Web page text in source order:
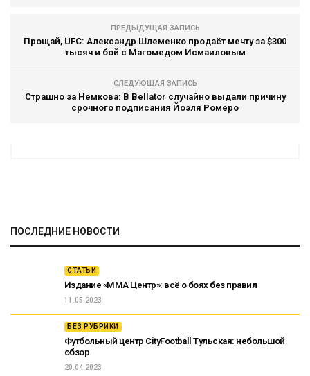
ПРЕДЫДУЩАЯ ЗАПИСЬ
Прощай, UFC: Александр Шлеменко продаёт мечту за $300
тысяч и бой с Магомедом Исмаиловым
СЛЕДУЮЩАЯ ЗАПИСЬ
Страшно за Немкова: В Bellator случайно выдали причину
срочного подписания Йоэля Ромеро
ПОСЛЕДНИЕ НОВОСТИ
СТАТЬИ
Издание «ММА Центр»: всё о боях без правил
11.05.2023
БЕЗ РУБРИКИ
Футбольный центр CityFootball Тульская: небольшой
обзор
20.04.2023